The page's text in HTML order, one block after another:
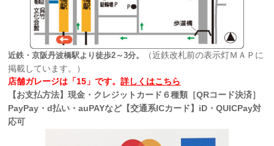
近鉄・京阪丹波橋駅より徒歩2～3分。
（近鉄改札前の表示灯ＭＡＰに
掲載しています。）
店舗ガレージは「15」です。詳しくはこちら
【お支払方法】現金・クレジットカード６種類［QRコード決済］
PayPay・d払い・auPAYなど【交通系ICカード】iD・QUICPay対
応可